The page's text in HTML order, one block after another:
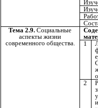
Тема 2.9.Социальные
аспекты жизни
современного общества.
1
2